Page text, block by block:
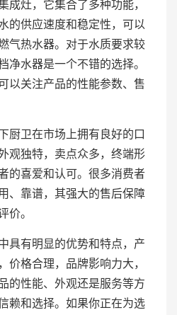
成灶，它集合了多种功能，
的供应速度和稳定性，可以
气热水器。对于水质要求较
净水器是一个不错的选择。
以关注产品的性能参数、售
厨卫在市场上拥有良好的口
观独特，卖点众多，终端形
的喜爱和认可。很多消费者
、靠谱，其强大的售后保障
价。
具有明显的优势和特点，产
价格合理，品牌影响力大，
的性能、外观还是服务等方
赖和选择。如果你正在为选